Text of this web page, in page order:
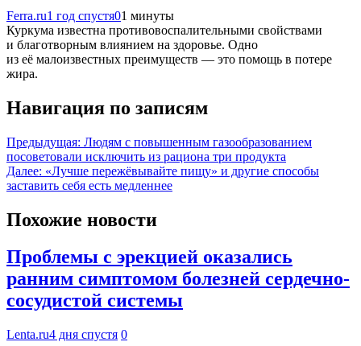
Ferra.ru1 год спустя01 минуты
Куркума известна противовоспалительными свойствами
и благотворным влиянием на здоровье. Одно
из её малоизвестных преимуществ — это помощь в потере
жира.
Навигация по записям
Предыдущая: Людям с повышенным газообразованием
посоветовали исключить из рациона три продукта
Далее: «Лучше пережёвывайте пищу» и другие способы
заставить себя есть медленнее
Похожие новости
Проблемы с эрекцией оказались
ранним симптомом болезней сердечно-
сосудистой системы
Lenta.ru4 дня спустя 0